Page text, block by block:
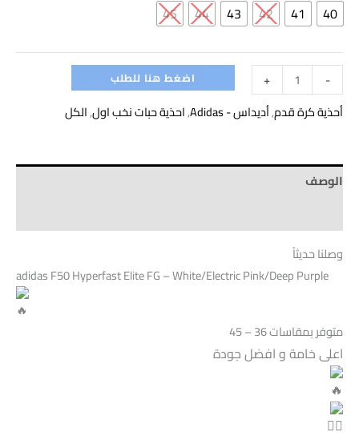
40
41
42
43
44
45
-
+ اضغط هنا للطلب
أحذية كرة قدم,أديداس - Adidas ,احذية حبات نخب اول,الكل
الوصف
وصلنا حديثاً
adidas F50 Hyperfast Elite FG – White/Electric Pink/Deep Purple
متوفر بمقاسات 36 – 45
اعلى خامة و افضل جودة